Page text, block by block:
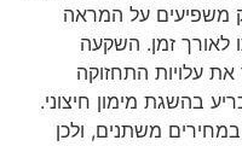
משפיעים על המראה
לאורך זמן. השקעה
עלויות התחזוקה
בהשגת מימון חיצוני.
משתנים, ולכן